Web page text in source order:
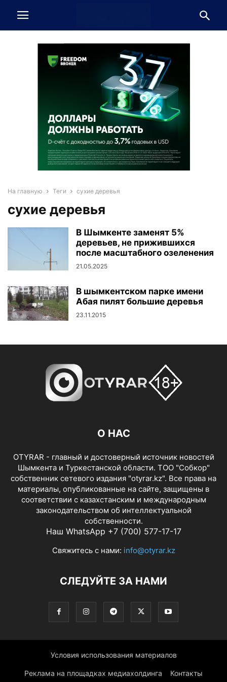
На главную Теги сухие деревья
сухие деревья
В Шымкенте заменят 5%
деревьев, не прижившихся
после масштабного озеленения
21.05.2025
В шымкентском парке имени
Абая пилят большие деревья
23.11.2015
О НАС
OTYRAR - главный и достоверный источник новостей
Шымкента и Туркестанской области. ТОО "Собкор"
собственник сетевого издания "otyrar.kz". Все права на
материалы, опубликованные на сайте, защищены в
соответствии с казахстанским и международным
законодательством об интеллектуальной
собственности.
Наш WhatsApp +7 (700) 577-17-17
Свяжитесь с нами: info@otyrar.kz
СЛЕДУЙТЕ ЗА НАМИ
Условия использования материалов
Реклама на площадках медиахолдинга Контакты